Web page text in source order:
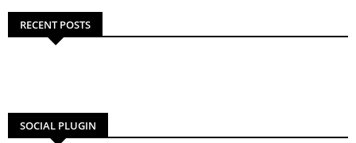
RECENT POSTS
SOCIAL PLUGIN